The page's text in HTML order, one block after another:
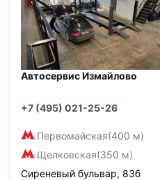
Автосервис Измайлово
+7 (495) 021-25-26
Первомайская(400 м)
Щелковская(350 м)
Сиреневый бульвар, 83б